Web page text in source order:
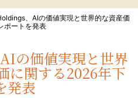
、AIの価値実現と世界的な資産価
ポートを発表
の価値実現と世界
に関する2026年下
発表